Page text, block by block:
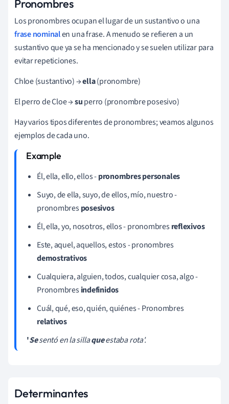
Pronombres
Los pronombres ocupan el lugar de un sustantivo o una
frase nominalen una frase. A menudo se refieren a un
sustantivo que ya se ha mencionado y se suelen utilizar para
evitar repeticiones.
Chloe (sustantivo) →ella(pronombre)
El perro de Cloe →superro (pronombre posesivo)
Hay varios tipos diferentes de pronombres; veamos algunos
ejemplos de cada uno.
Él, ella, ello, ellos -pronombres personales
Suyo, de ella, suyo, de ellos, mío, nuestro -
pronombresposesivos
Él, ella, yo, nosotros, ellos - pronombresreflexivos
Este, aquel, aquellos, estos - pronombres
demostrativos
Cualquiera, alguien, todos, cualquier cosa, algo -
Pronombresindefinidos
Cuál, qué, eso, quién, quiénes - Pronombres
relativos
'Sesentó en la sillaqueestaba rota'.
Determinantes